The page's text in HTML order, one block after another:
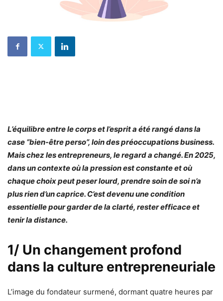
L’équilibre entre le corps et l’esprit a été rangé dans la
case “bien-être perso”, loin des préoccupations business.
Mais chez les entrepreneurs, le regard a changé. En 2025,
dans un contexte où la pression est constante et où
chaque choix peut peser lourd, prendre soin de soi n’a
plus rien d’un caprice. C’est devenu une condition
essentielle pour garder de la clarté, rester efficace et
tenir la distance.
1/ Un changement profond
dans la culture entrepreneuriale
L’image du fondateur surmené, dormant quatre heures par